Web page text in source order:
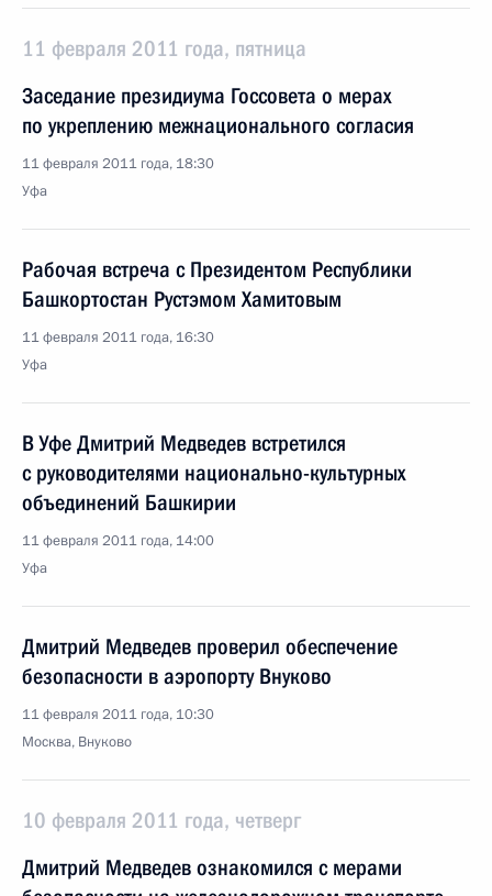
11 февраля 2011 года, пятница
Заседание президиума Госсовета о мерах
по укреплению межнационального согласия
11 февраля 2011 года, 18:30
Уфа
Рабочая встреча с Президентом Республики
Башкортостан Рустэмом Хамитовым
11 февраля 2011 года, 16:30
Уфа
В Уфе Дмитрий Медведев встретился
с руководителями национально-культурных
объединений Башкирии
11 февраля 2011 года, 14:00
Уфа
Дмитрий Медведев проверил обеспечение
безопасности в аэропорту Внуково
11 февраля 2011 года, 10:30
Москва, Внуково
10 февраля 2011 года, четверг
Дмитрий Медведев ознакомился с мерами